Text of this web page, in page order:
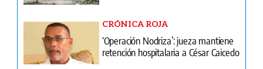
CRÓNICA ROJA
‘Operación Nodriza’: jueza mantiene
retención hospitalaria a César Caicedo